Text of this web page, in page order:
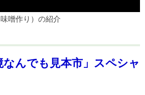
噌作り）の紹介
んでも見本市」スペシャ